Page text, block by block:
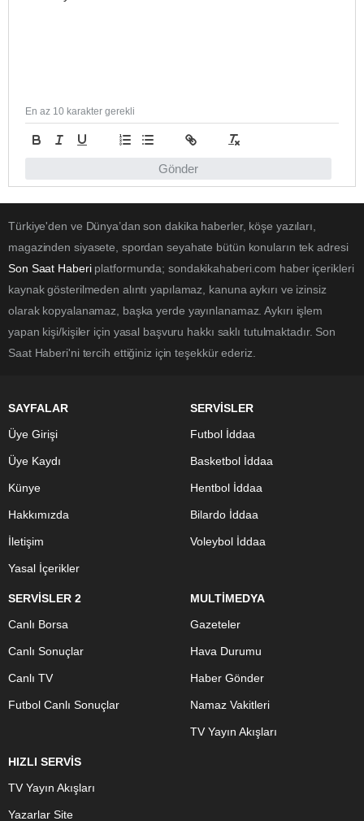
Gönder
En az 10 karakter gerekli
Türkiye'den ve Dünya’dan son dakika haberler, köşe yazıları,
magazinden siyasete, spordan seyahate bütün konuların tek adresi
Son Saat Haberiplatformunda; sondakikahaberi.com haber içerikleri
kaynak gösterilmeden alıntı yapılamaz, kanuna aykırı ve izinsiz
olarak kopyalanamaz, başka yerde yayınlanamaz. Aykırı işlem
yapan kişi/kişiler için yasal başvuru hakkı saklı tutulmaktadır. Son
Saat Haberi'ni tercih ettiğiniz için teşekkür ederiz.
SAYFALAR
Üye Girişi
Üye Kaydı
Künye
Hakkımızda
İletişim
Yasal İçerikler
SERVİSLER
Futbol İddaa
Basketbol İddaa
Hentbol İddaa
Bilardo İddaa
Voleybol İddaa
SERVİSLER 2
Canlı Borsa
Canlı Sonuçlar
Canlı TV
Futbol Canlı Sonuçlar
MULTİMEDYA
Gazeteler
Hava Durumu
Haber Gönder
Namaz Vakitleri
TV Yayın Akışları
HIZLI SERVİS
TV Yayın Akışları
Yazarlar Site